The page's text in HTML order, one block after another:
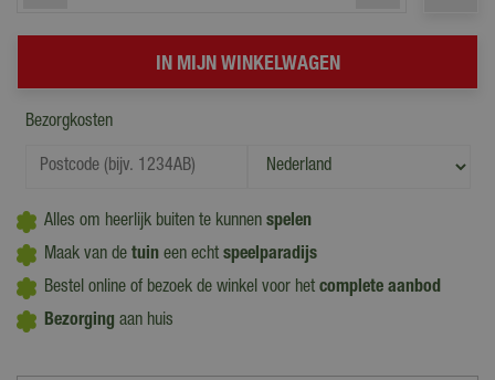
Bezorgkosten
Alles om heerlijk buiten te kunnen spelen
Maak van de tuin een echt speelparadijs
Bestel online of bezoek de winkel voor het complete aanbod
Bezorging aan huis